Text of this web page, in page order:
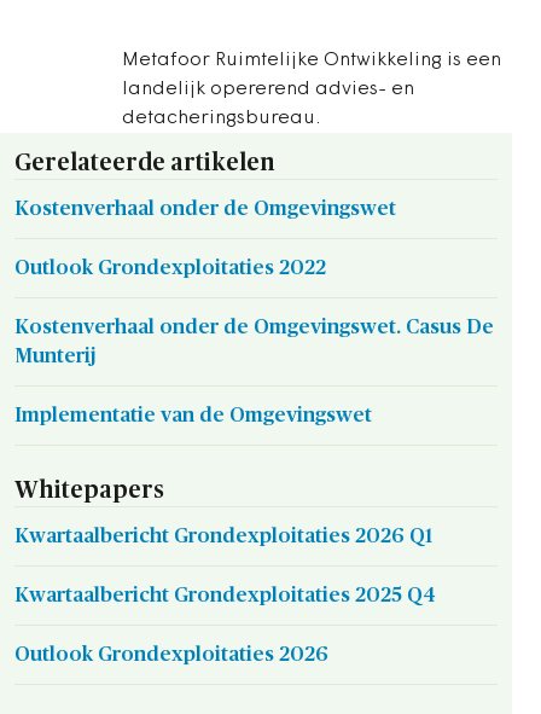
Metafoor Ruimtelijke Ontwikkeling is een
landelijk opererend advies- en
detacheringsbureau.
Gerelateerde artikelen
Kostenverhaal onder de Omgevingswet
Outlook Grondexploitaties 2022
Kostenverhaal onder de Omgevingswet. Casus De
Munterij
Implementatie van de Omgevingswet
Whitepapers
Kwartaalbericht Grondexploitaties 2026 Q1
Kwartaalbericht Grondexploitaties 2025 Q4
Outlook Grondexploitaties 2026